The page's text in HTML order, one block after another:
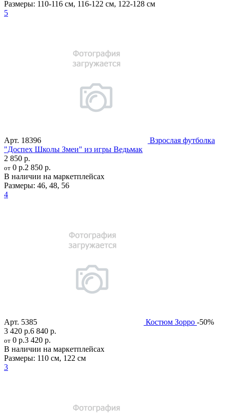
Размеры: 110-116 см, 116-122 см, 122-128 см
5
Арт. 18396
Взрослая футболка
"Доспех Школы Змеи" из игры Ведьмак
2 850 р.
от 0 р.2 850 р.
В наличии на маркетплейсах
Размеры: 46, 48, 56
4
Арт. 5385 Костюм Зорро -50%
3 420 р.6 840 р.
от 0 р.3 420 р.
В наличии на маркетплейсах
Размеры: 110 см, 122 см
3